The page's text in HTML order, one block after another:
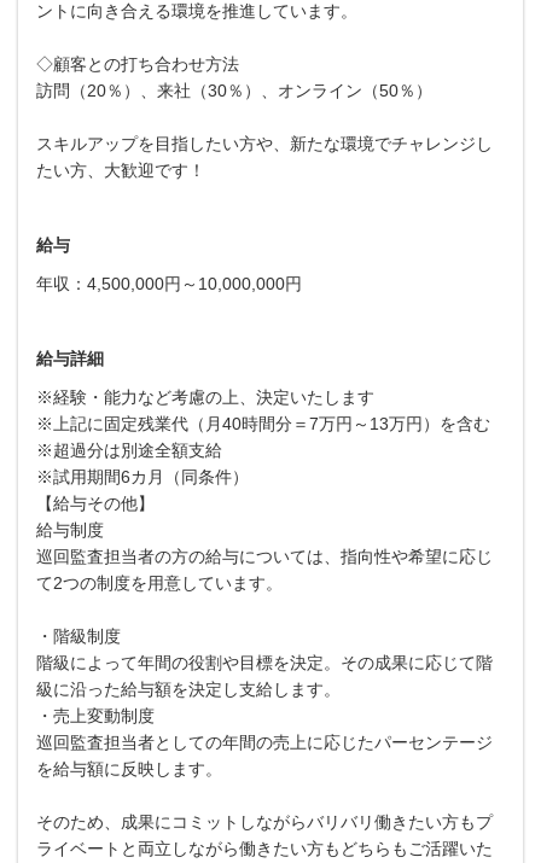
ントに向き合える環境を推進しています。
◇顧客との打ち合わせ方法
訪問（20％）、来社（30％）、オンライン（50％）
スキルアップを目指したい方や、新たな環境でチャレンジし
たい方、大歓迎です！
給与
年収：4,500,000円～10,000,000円
給与詳細
※経験・能力など考慮の上、決定いたします
※上記に固定残業代（月40時間分＝7万円～13万円）を含む
※超過分は別途全額支給
※試用期間6カ月（同条件）
【給与その他】
給与制度
巡回監査担当者の方の給与については、指向性や希望に応じ
て2つの制度を用意しています。
・階級制度
階級によって年間の役割や目標を決定。その成果に応じて階
級に沿った給与額を決定し支給します。
・売上変動制度
巡回監査担当者としての年間の売上に応じたパーセンテージ
を給与額に反映します。
そのため、成果にコミットしながらバリバリ働きたい方もプ
ライベートと両立しながら働きたい方もどちらもご活躍いた